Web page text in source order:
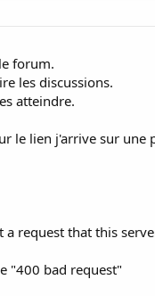
forum.
les discussions.
atteindre.
le lien j'arrive sur une
a request that this
"400 bad request"